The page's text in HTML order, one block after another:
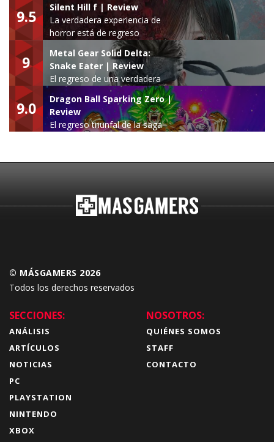
9.5
Silent Hill f | Review
La verdadera experiencia de
horror está de regreso
9
Metal Gear Solid Delta:
Snake Eater | Review
El regreso de una verdadera
leyenda
9.0
Dragon Ball Sparking Zero |
Review
El regreso triunfal de la saga
© MÁSGAMERS 2026
Todos los derechos reservados
SECCIONES:
ANÁLISIS
ARTÍCULOS
NOTICIAS
PC
PLAYSTATION
NINTENDO
XBOX
NOSOTROS:
QUIÉNES SOMOS
STAFF
CONTACTO